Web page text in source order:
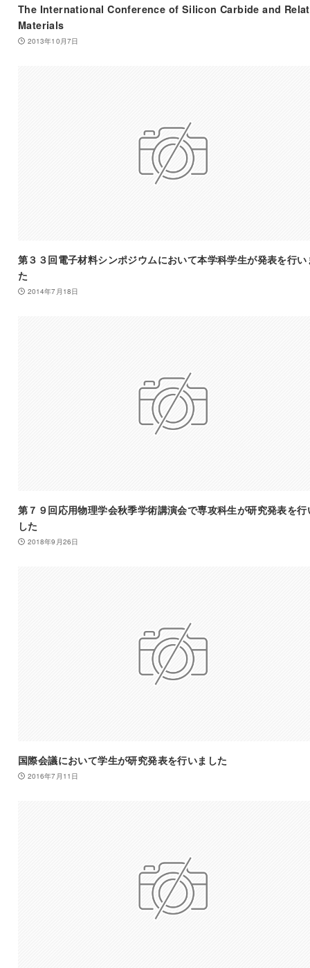
The International Conference of Silicon Carbide and
Materials
2013年10月7日
第３３回電子材料シンポジウムにおいて本学科学生が発表を行い
た
2014年7月18日
第７９回応用物理学会秋季学術講演会で専攻科生が研究発表を行
した
2018年9月26日
国際会議において学生が研究発表を行いました
2016年7月11日